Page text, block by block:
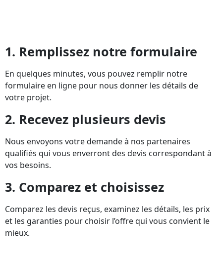
1. Remplissez notre formulaire
En quelques minutes, vous pouvez remplir notre
formulaire en ligne pour nous donner les détails de
votre projet.
2. Recevez plusieurs devis
Nous envoyons votre demande à nos partenaires
qualifiés qui vous enverront des devis correspondant à
vos besoins.
3. Comparez et choisissez
Comparez les devis reçus, examinez les détails, les prix
et les garanties pour choisir l’offre qui vous convient le
mieux.